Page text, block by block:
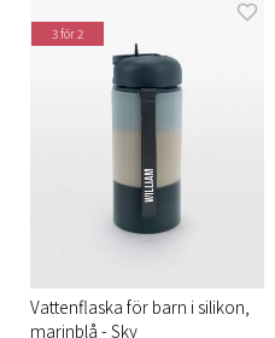
3 för 2
Vattenflaska för barn i silikon,
marinblå - Sky